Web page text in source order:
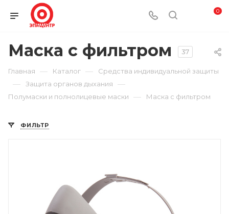
0
Маска с фильтром 37
Главная — Каталог — Средства индивидуальной защиты
— Защита органов дыхания —
Полумаски и полнолицевые маски — Маска с фильтром
ФИЛЬТР